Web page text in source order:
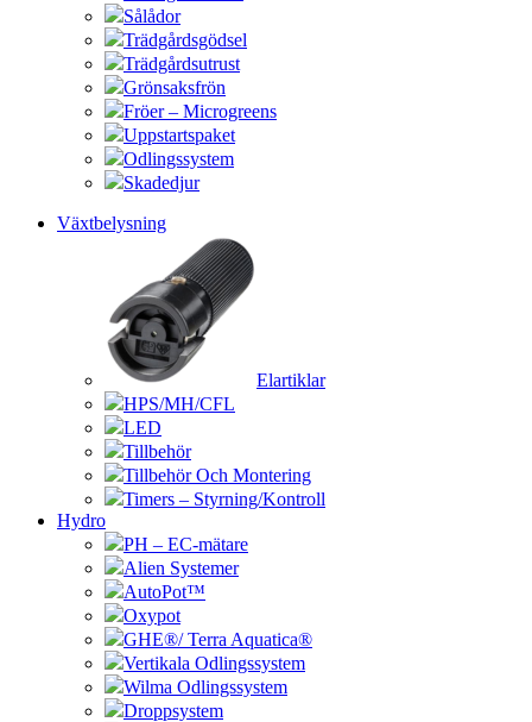
Sålådor
Trädgårdsgödsel
Trädgårdsutrust
Grönsaksfrön
Fröer – Microgreens
Uppstartspaket
Odlingssystem
Skadedjur
Växtbelysning
Elartiklar
HPS/MH/CFL
LED
Tillbehör
Tillbehör Och Montering
Timers – Styrning/Kontroll
Hydro
PH – EC-mätare
Alien Systemer
AutoPot™
Oxypot
GHE®/ Terra Aquatica®
Vertikala Odlingssystem
Wilma Odlingssystem
Droppsystem